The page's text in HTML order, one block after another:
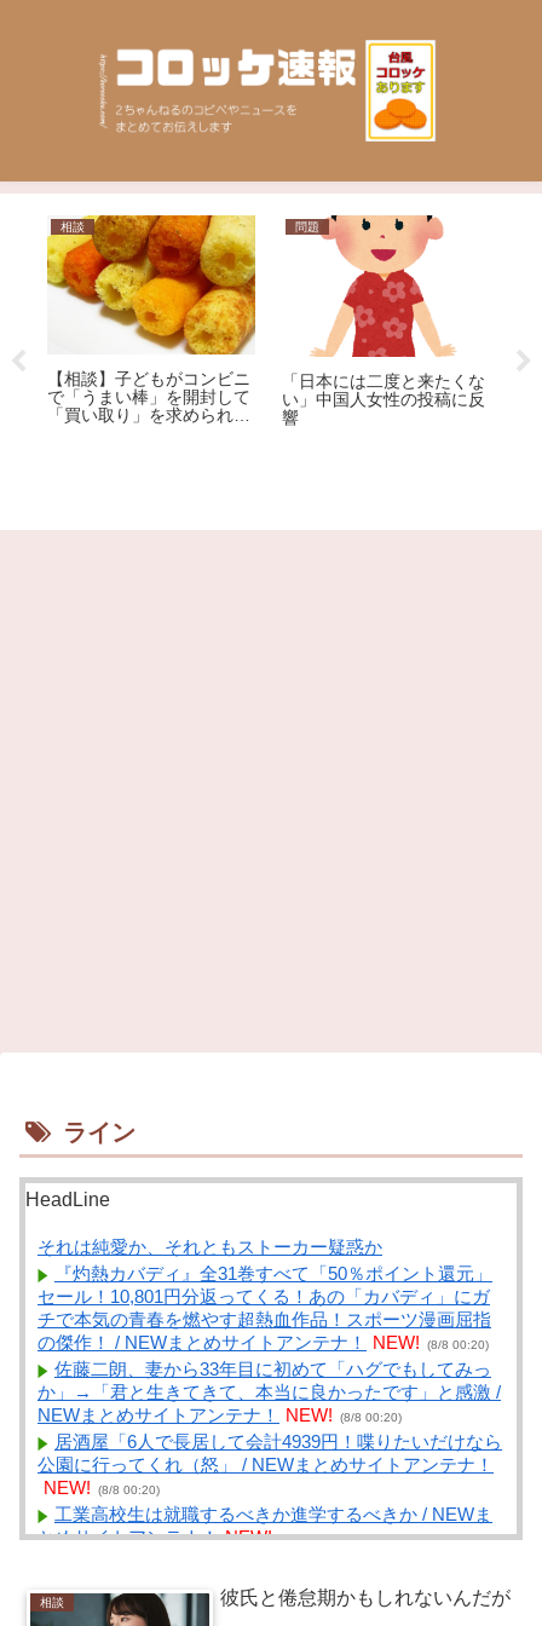
相談
【相談】子どもがコンビニ
で「うまい棒」を開封して
「買い取り」を求められま
問題
「日本には二度と来たくな
い」中国人女性の投稿に反
響
ライン
HeadLine
それは純愛か、それともストーカー疑惑か
『灼熱カバディ』全31巻すべて「50％ポイント還元」
セール！10,801円分返ってくる！あの「カバディ」にガ
チで本気の青春を燃やす超熱血作品！スポーツ漫画屈指
の傑作！ / NEWまとめサイトアンテナ！
NEW! (8/8 00:20)
佐藤二朗、妻から33年目に初めて「ハグでもしてみっ
か」→「君と生きてきて、本当に良かったです」と感激 /
NEWまとめサイトアンテナ！
NEW! (8/8 00:20)
居酒屋「6人で長居して会計4939円！喋りたいだけなら
公園に行ってくれ（怒」 / NEWまとめサイトアンテナ！
NEW!
(8/8 00:20)
工業高校生は就職するべきか進学するべきか / NEWま
とめサイトアンテナ！ NEW! (8/8 00:18)
NEW! (8/8 00:15)
やる夫は供給源になるようです もこっち編 その７ /
相談 彼氏と倦怠期かもしれないんだが